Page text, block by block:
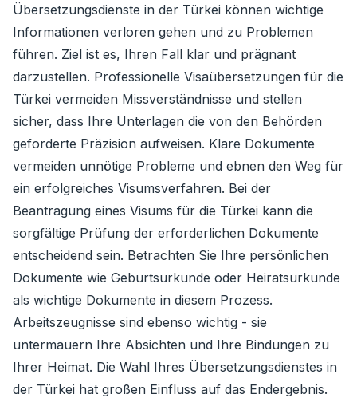
Übersetzungsdienste in der Türkei können wichtige
Informationen verloren gehen und zu Problemen
führen. Ziel ist es, Ihren Fall klar und prägnant
darzustellen. Professionelle Visaübersetzungen für die
Türkei vermeiden Missverständnisse und stellen
sicher, dass Ihre Unterlagen die von den Behörden
geforderte Präzision aufweisen. Klare Dokumente
vermeiden unnötige Probleme und ebnen den Weg für
ein erfolgreiches Visumsverfahren. Bei der
Beantragung eines Visums für die Türkei kann die
sorgfältige Prüfung der erforderlichen Dokumente
entscheidend sein. Betrachten Sie Ihre persönlichen
Dokumente wie Geburtsurkunde oder Heiratsurkunde
als wichtige Dokumente in diesem Prozess.
Arbeitszeugnisse sind ebenso wichtig - sie
untermauern Ihre Absichten und Ihre Bindungen zu
Ihrer Heimat. Die Wahl Ihres Übersetzungsdienstes in
der Türkei hat großen Einfluss auf das Endergebnis.